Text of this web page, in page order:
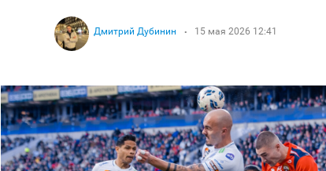
Дмитрий Дубинин 15 мая 2026 12:41